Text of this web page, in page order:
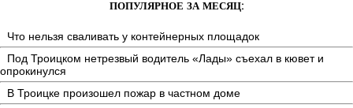
ПОПУЛЯРНОЕ ЗА МЕСЯЦ:
Что нельзя сваливать у контейнерных площадок
Под Троицком нетрезвый водитель «Лады» съехал в кювет и
опрокинулся
В Троицке произошел пожар в частном доме